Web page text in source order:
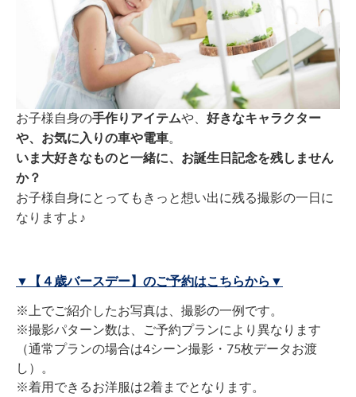
お子様自身の手作りアイテムや、 好きなキャラクター
や、お気に入りの車や電車。
いま大好きなものと一緒に、お誕生日記念を残しません
か？
お子様自身にとってもきっと想い出に残る撮影の一日に
なりますよ♪
▼【４歳バースデー】のご予約はこちらから▼
※上でご紹介したお写真は、撮影の一例です。
※撮影パターン数は、ご予約プランにより異なります
（通常プランの場合は4シーン撮影・75枚データお渡
し）。
※着用できるお洋服は2着までとなります。